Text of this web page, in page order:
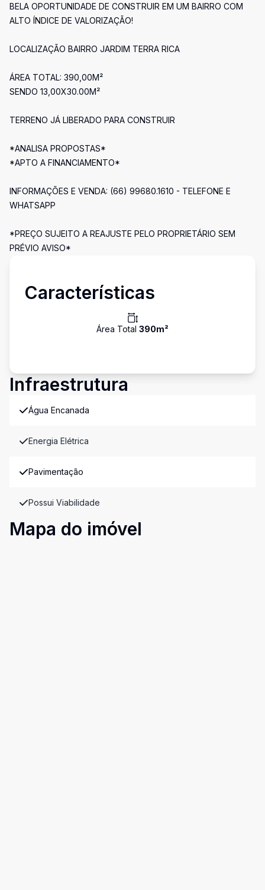
BELA OPORTUNIDADE DE CONSTRUIR EM UM BAIRRO COM
ALTO ÍNDICE DE VALORIZAÇÃO!
LOCALIZAÇÃO BAIRRO JARDIM TERRA RICA
ÁREA TOTAL: 390,00M²
SENDO 13,00X30.00M²
TERRENO JÁ LIBERADO PARA CONSTRUIR
*ANALISA PROPOSTAS*
*APTO A FINANCIAMENTO*
INFORMAÇÕES E VENDA: (66) 99680.1610 - TELEFONE E
WHATSAPP
*PREÇO SUJEITO A REAJUSTE PELO PROPRIETÁRIO SEM
PRÉVIO AVISO*
Características
Área Total 390m²
Infraestrutura
Água Encanada
Energia Elétrica
Pavimentação
Possui Viabilidade
Mapa do imóvel